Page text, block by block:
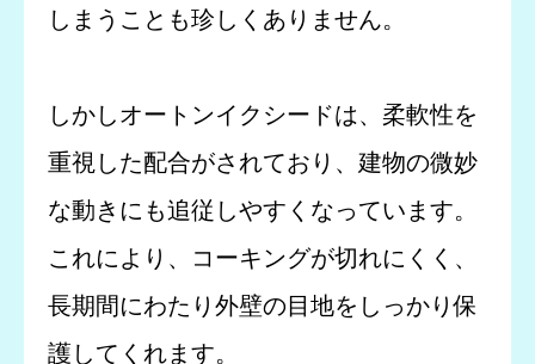
しまうことも珍しくありません。
しかしオートンイクシードは、柔軟性を
重視した配合がされており、建物の微妙
な動きにも追従しやすくなっています。
これにより、コーキングが切れにくく、
長期間にわたり外壁の目地をしっかり保
護してくれます。